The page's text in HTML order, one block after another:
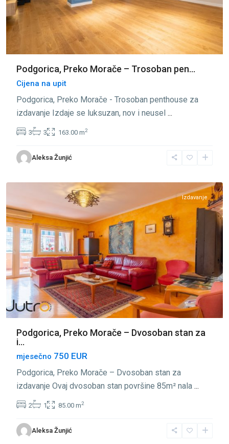
Podgorica, Preko Morače – Trosoban pen...
Cijena na upit
Podgorica, Preko Morače - Trosoban penthouse za
izdavanje Izdaje se luksuzan, nov i neusel ...
3 3 163.00 m2
Aleksa Žunjić
Preko
Morače,
Izdavanje
Podgorica, Preko Morače – Dvosoban stan za
i...
mjesečno 750 EUR
Podgorica, Preko Morače – Dvosoban stan za
izdavanje Ovaj dvosoban stan površine 85m² nala ...
2 1 85.00 m2
Aleksa Žunjić
Preko
Morače,